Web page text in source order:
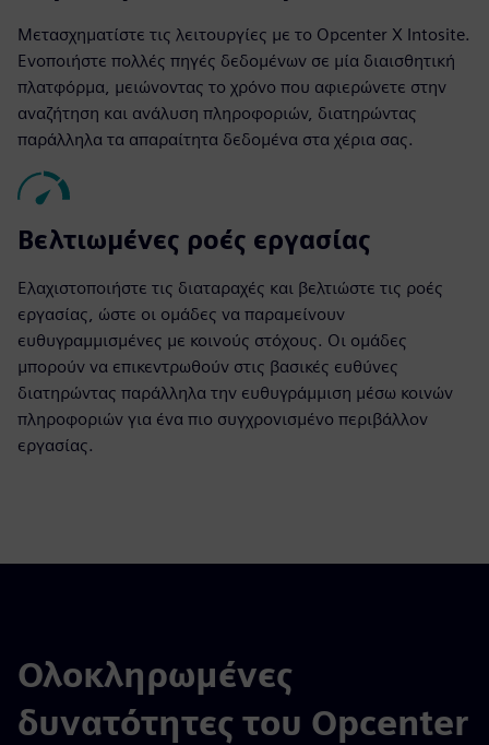
Μετασχηματίστε τις λειτουργίες με το Opcenter X Intosite.
Ενοποιήστε πολλές πηγές δεδομένων σε μία διαισθητική
πλατφόρμα, μειώνοντας το χρόνο που αφιερώνετε στην
αναζήτηση και ανάλυση πληροφοριών, διατηρώντας
παράλληλα τα απαραίτητα δεδομένα στα χέρια σας.
Βελτιωμένες ροές εργασίας
Ελαχιστοποιήστε τις διαταραχές και βελτιώστε τις ροές
εργασίας, ώστε οι ομάδες να παραμείνουν
ευθυγραμμισμένες με κοινούς στόχους. Οι ομάδες
μπορούν να επικεντρωθούν στις βασικές ευθύνες
διατηρώντας παράλληλα την ευθυγράμμιση μέσω κοινών
πληροφοριών για ένα πιο συγχρονισμένο περιβάλλον
εργασίας.
Ολοκληρωμένες
δυνατότητες του Opcenter